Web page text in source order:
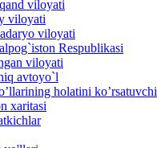
viloyati
viloyati
viloyati
Respublikasi
viloyati
avtoyo`l
holatini ko’rsatuvchi
xaritasi